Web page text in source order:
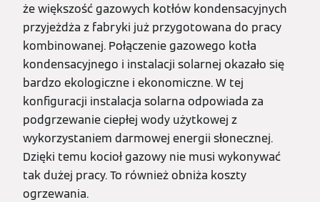
że większość gazowych kotłów kondensacyjnych
przyjeżdża z fabryki już przygotowana do pracy
kombinowanej. Połączenie gazowego kotła
kondensacyjnego i instalacji solarnej okazało się
bardzo ekologiczne i ekonomiczne. W tej
konfiguracji instalacja solarna odpowiada za
podgrzewanie ciepłej wody użytkowej z
wykorzystaniem darmowej energii słonecznej.
Dzięki temu kocioł gazowy nie musi wykonywać
tak dużej pracy. To również obniża koszty
ogrzewania.